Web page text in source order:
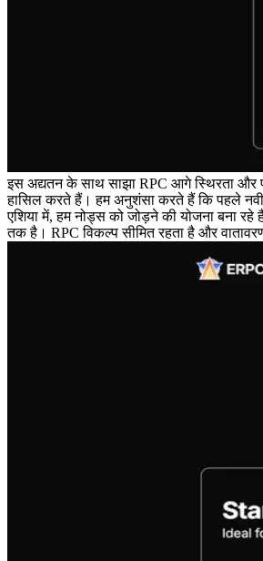
इस अद्यतन के साथ साझा RPC आगे स्थिरता और
हासिल करते हैं। हम अनुशंसा करते हैं कि पहले
एशिया में, हम नोड्स को जोड़ने की योजना बना
तक है। RPC विकल्प सीमित रहता है और